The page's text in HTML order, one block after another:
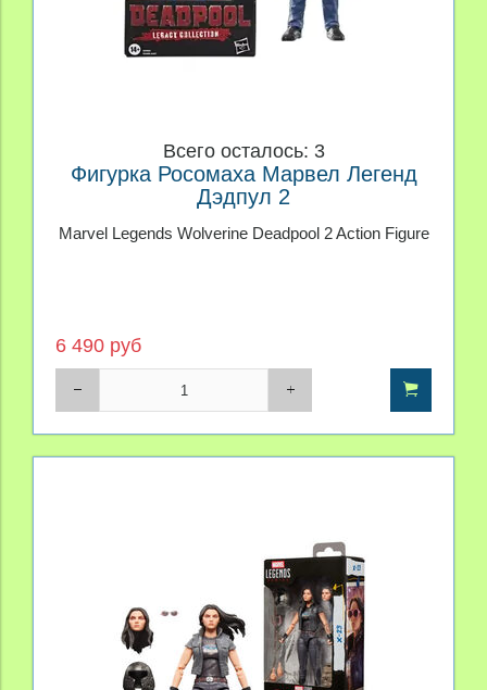
Всего осталось: 3
Фигурка Росомаха Марвел Легенд
Дэдпул 2
Marvel Legends Wolverine Deadpool 2 Action Figure
6 490 руб